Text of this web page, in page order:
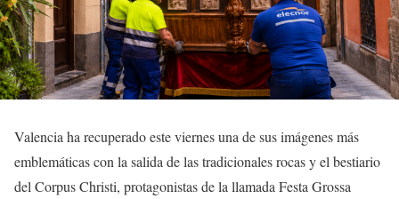
Valencia ha recuperado este viernes una de sus imágenes más
emblemáticas con la salida de las tradicionales rocas y el bestiario
del Corpus Christi, protagonistas de la llamada Festa Grossa